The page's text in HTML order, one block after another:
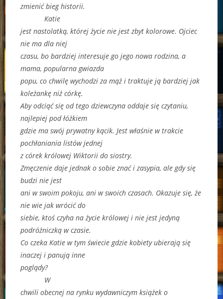
zmienić bieg historii.
Katie
jest nastolatką, której życie nie jest zbyt kolorowe. Ojciec
nie ma dla niej
czasu, bo bardziej interesuje go jego nowa rodzina, a
mama, popularna gwiazda
popu, co chwilę wychodzi za mąż i traktuje ją bardziej jak
koleżankę niż córkę.
Aby odciąć się od tego dziewczyna oddaje się czytaniu,
najlepiej pod łóżkiem
gdzie ma swój prywatny kącik. Jest właśnie w trakcie
pochłaniania listów jednej
z córek królowej Wiktorii do siostry.
Zmęczenie daje jednak o sobie znać i zasypia, ale gdy się
budzi nie jest
ani w swoim pokoju, ani w swoich czasach. Okazuje się, że
nie wie jak wrócić do
siebie, ktoś czyha na życie królowej i nie jest jedyną
podróżniczką w czasie.
Co czeka Katie w tym świecie gdzie kobiety ubierają się
inaczej i panują inne
poglądy?
W
chwili obecnej na rynku wydawniczym książek o